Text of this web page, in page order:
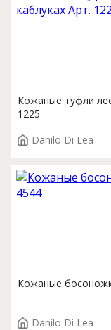
Кожаные туфли
1225
Danilo Di Lea
Кожаные
Danilo Di Lea